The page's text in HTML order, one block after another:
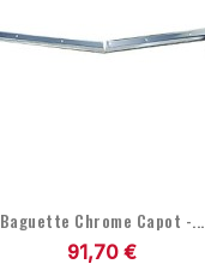
Baguette Chrome Capot -...
91,70 €